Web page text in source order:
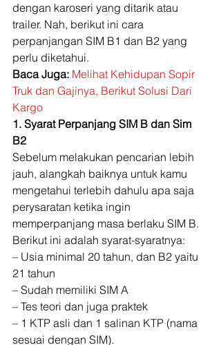
dengan karoseri yang ditarik atau
trailer. Nah, berikut ini cara
perpanjangan SIM B1 dan B2 yang
perlu diketahui.
Baca Juga: Melihat Kehidupan Sopir
Truk dan Gajinya, Berikut Solusi Dari
Kargo
1. Syarat Perpanjang SIM B dan Sim
B2
Sebelum melakukan pencarian lebih
jauh, alangkah baiknya untuk kamu
mengetahui terlebih dahulu apa saja
perysaratan ketika ingin
memperpanjang masa berlaku SIM B.
Berikut ini adalah syarat-syaratnya:
– Usia minimal 20 tahun, dan B2 yaitu
21 tahun
– Sudah memiliki SIM A
– Tes teori dan juga praktek
– 1 KTP asli dan 1 salinan KTP (nama
sesuai dengan SIM).